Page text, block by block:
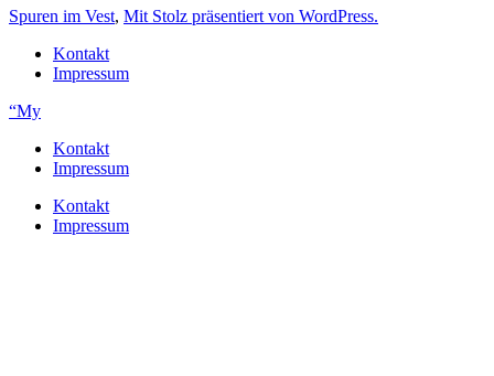
Spuren im Vest, Mit Stolz präsentiert von WordPress.
Kontakt
Impressum
“My
Kontakt
Impressum
Kontakt
Impressum